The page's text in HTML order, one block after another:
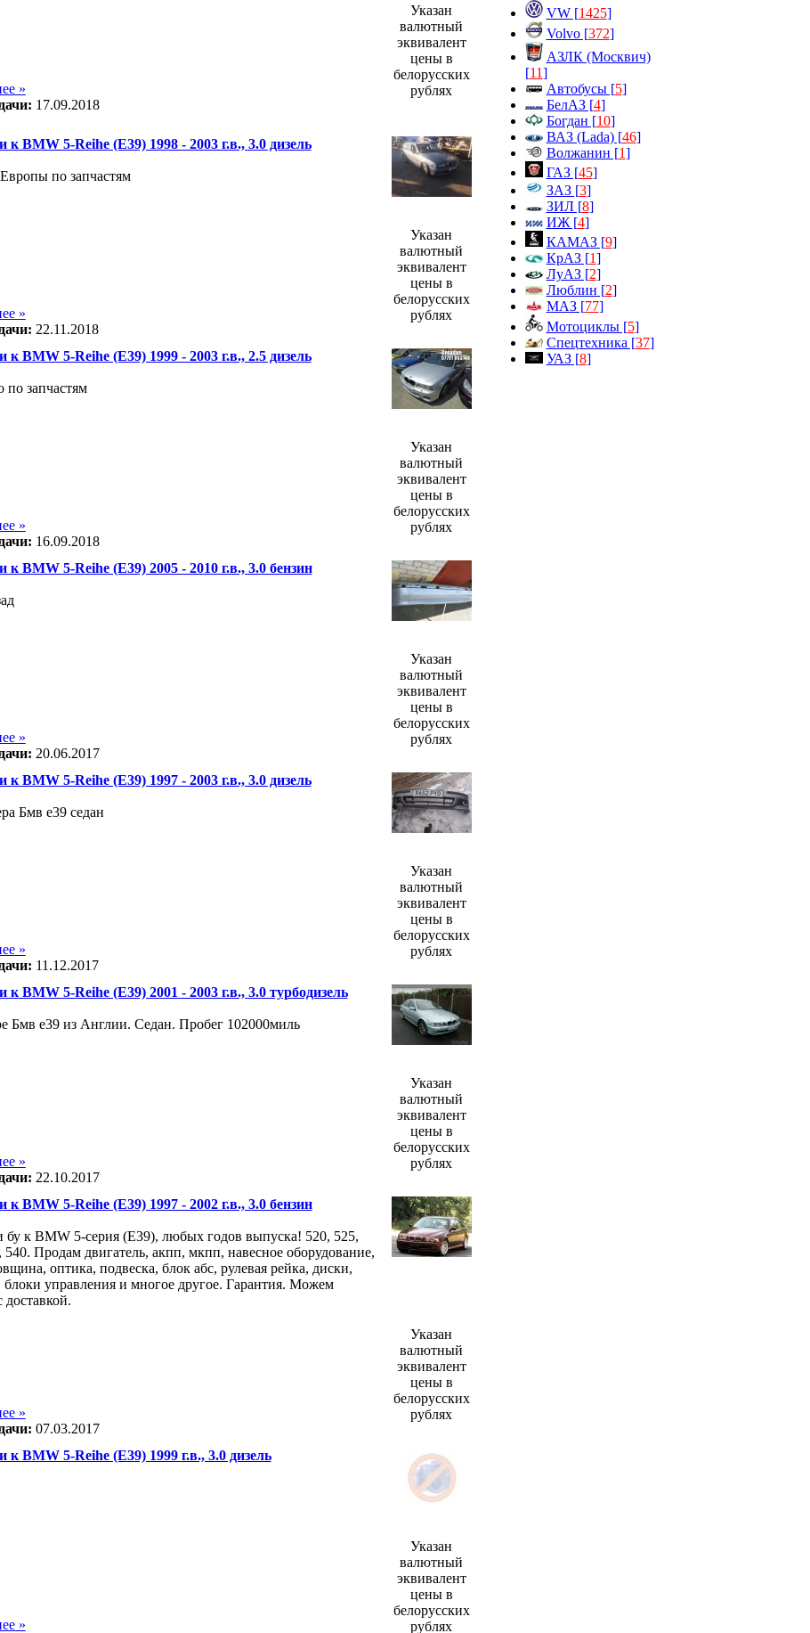
»
17.09.2018
Указан
валютный
эквивалент
цены в
белорусских
рублях
к BMW 5-Reihe (E39) 1998 - 2003 г.в., 3.0 дизель
по запчастям
»
22.11.2018
Указан
валютный
эквивалент
цены в
белорусских
рублях
к BMW 5-Reihe (E39) 1999 - 2003 г.в., 2.5 дизель
по запчастям
»
16.09.2018
Указан
валютный
эквивалент
цены в
белорусских
рублях
к BMW 5-Reihe (E39) 2005 - 2010 г.в., 3.0 бензин
»
20.06.2017
Указан
валютный
эквивалент
цены в
белорусских
рублях
к BMW 5-Reihe (E39) 1997 - 2003 г.в., 3.0 дизель
Бмв е39 седан
»
11.12.2017
Указан
валютный
эквивалент
цены в
белорусских
рублях
к BMW 5-Reihe (E39) 2001 - 2003 г.в., 3.0 турбодизель
Бмв е39 из Англии. Седан. Пробег 102000миль
»
22.10.2017
Указан
валютный
эквивалент
цены в
белорусских
рублях
к BMW 5-Reihe (E39) 1997 - 2002 г.в., 3.0 бензин
бу к BMW 5-серия (E39), любых годов выпуска! 520, 525,
540. Продам двигатель, акпп, мкпп, навесное оборудование,
оптика, подвеска, блок абс, рулевая рейка, диски,
блоки управления и многое другое. Гарантия. Можем
доставкой.
»
07.03.2017
Указан
валютный
эквивалент
цены в
белорусских
рублях
к BMW 5-Reihe (E39) 1999 г.в., 3.0 дизель
»
Указан
валютный
эквивалент
цены в
белорусских
рублях
VW [1425]
Volvo [372]
АЗЛК (Москвич)
[11]
Автобусы [5]
БелАЗ [4]
Богдан [10]
ВАЗ (Lada) [46]
Волжанин [1]
ГАЗ [45]
ЗАЗ [3]
ЗИЛ [8]
ИЖ [4]
КАМАЗ [9]
КрАЗ [1]
ЛуАЗ [2]
Люблин [2]
МАЗ [77]
Мотоциклы [5]
Спецтехника [37]
УАЗ [8]